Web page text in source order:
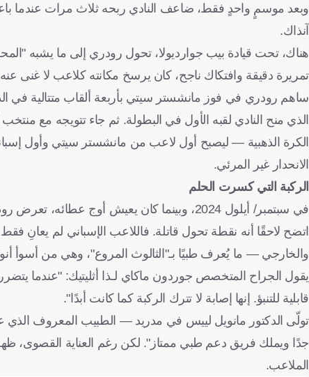
آنذاك.
هناك، تحت قيادة بيب جوارديولا، تحول رودري إلى ما يشبه
تمريرة دقيقة وافتكاك ناجح، كان يرسخ مكانته كلاعب لا غنى
ساهم رودري في فوز مانشستر سيتي بأربعة ألقاب متتالية في
الانحدار غير المرئي.
الركبة التي كسرت الحلم
في سبتمبر/ أيلول 2024، وبينما كان يعيش أوج
اتضح لاحقًا أنه نقطة تحول قاتلة. فاللاعب الإسباني لم يعانِ
والخارجي — ما يُعرف طبيًا بـ"الثالوث المروع"، وهي من أسوأ
يقول الجراح المتخصص جوردون ماكاي لـذا أثليتيك: "عندما
قابلية للتنبؤ. إنها إصابة لا تترك الركبة كما كانت أبدًا".
تولّى الدكتور مانويل لييس في مدريد — الطبيب المعروف
جدًا ويملك فريق دعم طبي ممتاز". لكن رغم العناية القصوى،
الملاعب.